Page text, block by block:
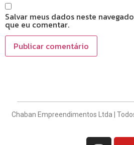
Salvar meus dados neste
que eu comentar.
Chaban Empreendimentos Ltda |